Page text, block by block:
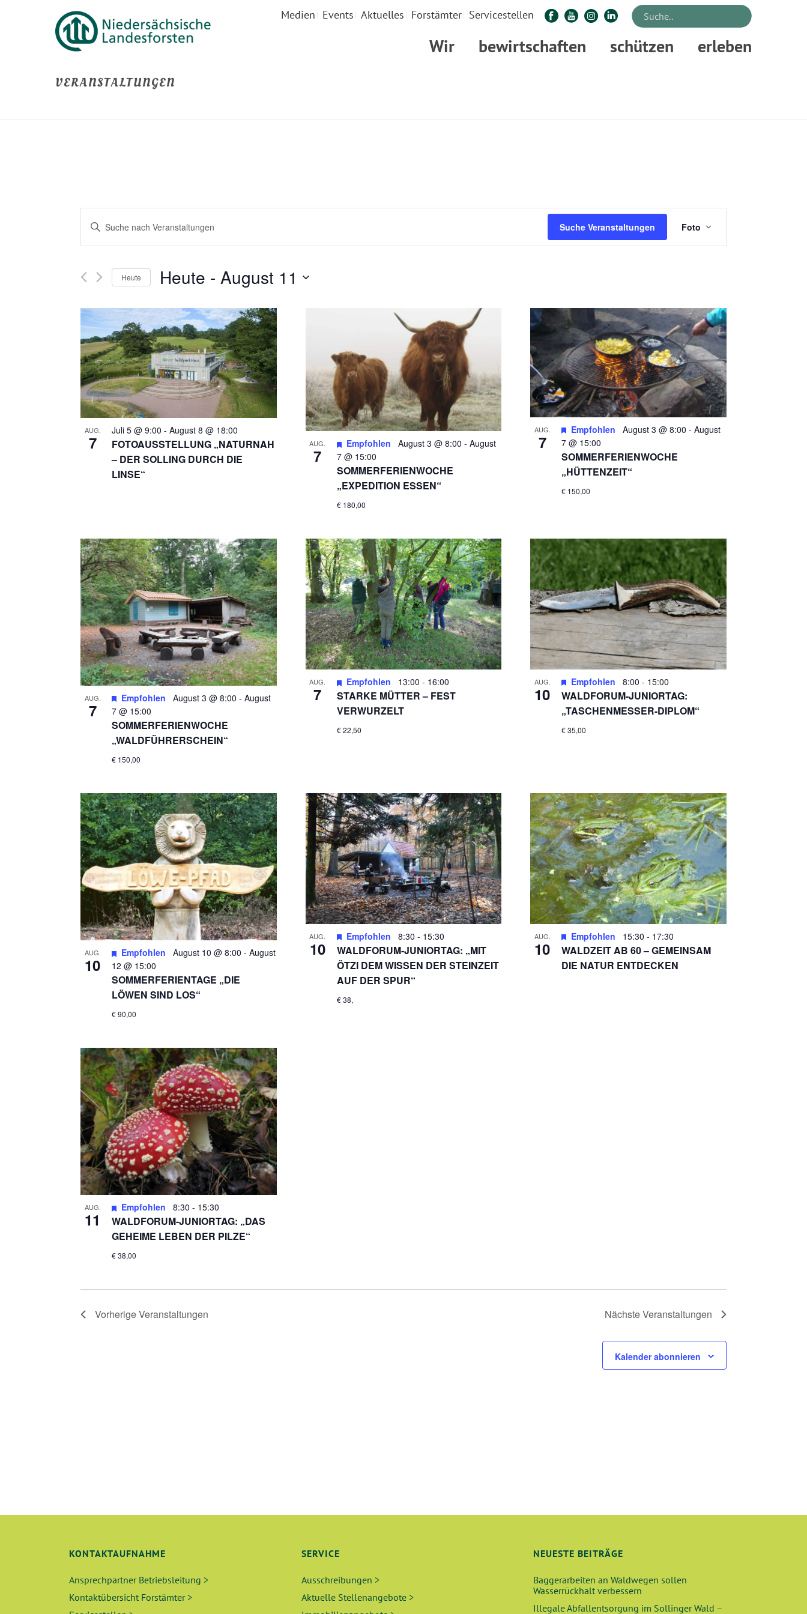
Medien Events Aktuelles Forstämter Servicestellen
Wir bewirtschaften schützen erleben
VERANSTALTUNGEN
V
E
R
N
S
T
A
L
G
E
N
S
U
C
H
E
D
A
N
S
I
C
H
,
N
A
V
I
G
A
O
Bitte
Suche
Veranstaltungen
Schlüsselwort.
Suche Veranstaltungen
E
S
T
A
L
T
U
N
G
H
T
E
N
-
N
A
O
N
Foto
Heute Heute - August 11
auswählen.
AUG.
7
Juli 5 @ 9:00 - August 8 @ 18:00
FOTOAUSSTELLUNG „NATURNAH
– DER SOLLING DURCH DIE
LINSE“
AUG.
7
Empfohlen August 3 @ 8:00 - August
7 @ 15:00
SOMMERFERIENWOCHE
„EXPEDITION ESSEN“
€ 180,00
AUG.
7
Empfohlen August 3 @ 8:00 -August
7 @ 15:00
SOMMERFERIENWOCHE
„HÜTTENZEIT“
€ 150,00
AUG.
7
Empfohlen August 3 @ 8:00 - August
7 @ 15:00
SOMMERFERIENWOCHE
„WALDFÜHRERSCHEIN“
€ 150,00
AUG.
7
Empfohlen 13:00 - 16:00
STARKE MÜTTER – FEST
VERWURZELT
€ 22,50
AUG.
10
Empfohlen 8:00- 15:00
WALDFORUM-JUNIORTAG:
„TASCHENMESSER-DIPLOM“
€ 35,00
AUG.
10
Empfohlen August 10 @ 8:00 - August
12 @ 15:00
SOMMERFERIENTAGE „DIE
LÖWEN SIND LOS“
€ 90,00
AUG.
10
Empfohlen 8:30 - 15:30
WALDFORUM-JUNIORTAG: „MIT
ÖTZI DEM WISSEN DER STEINZEIT
AUF DER SPUR“
€ 38,
AUG.
10
Empfohlen 15:30- 17:30
WALDZEIT AB 60 – GEMEINSAM
DIE NATUR ENTDECKEN
AUG.
11
Empfohlen 8:30 - 15:30
WALDFORUM-JUNIORTAG: „DAS
GEHEIME LEBEN DER PILZE“
€ 38,00
VorherigeVeranstaltungen NächsteVeranstaltungen
Kalender abonnieren
KONTAKTAUFNAHME
Ansprechpartner Betriebsleitung >
Kontaktübersicht Forstämter >
SERVICE
Ausschreibungen >
Aktuelle Stellenangebote >
NEUESTE BEITRÄGE
Baggerarbeiten an Waldwegen sollen
Wasserrückhalt verbessern
Illegale Abfallentsorgung im Sollinger Wald –